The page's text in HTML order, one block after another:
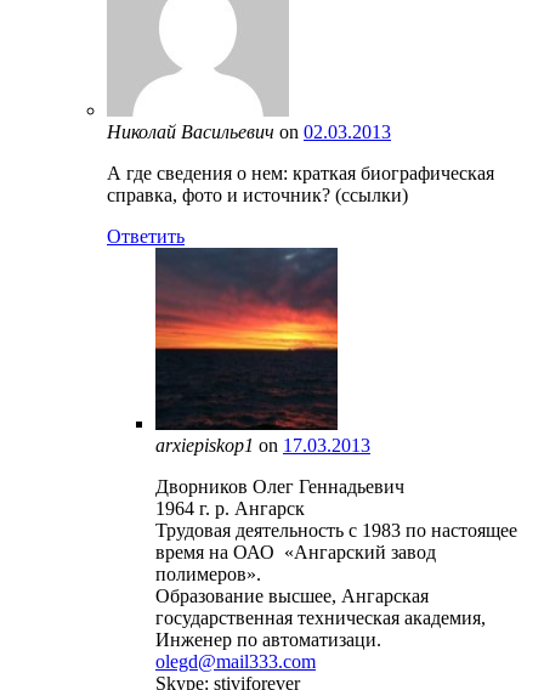
Николай Васильевич on 02.03.2013
А где сведения о нем: краткая биографическая
справка, фото и источник? (ссылки)
Ответить
arxiepiskop1 on 17.03.2013
Дворников Олег Геннадьевич
1964 г. р. Ангарск
Трудовая деятельность с 1983 по настоящее
время на ОАО «Ангарский завод
полимеров».
Образование высшее, Ангарская
государственная техническая академия,
Инженер по автоматизаци.
olegd@mail333.com
Skype: stiviforever